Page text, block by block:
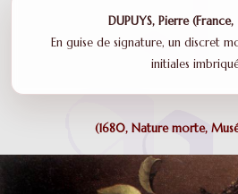
DUPUYS, Pierre (France,
En guise de signature, un discret
initiales
(1680, Nature morte,